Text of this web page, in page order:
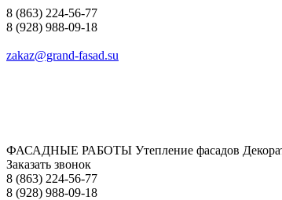
8 (863) 224-56-77
8 (928) 988-09-18
zakaz@grand-fasad.su
ФАСАДНЫЕ РАБОТЫ Утепление фасадов
Заказать звонок
8 (863) 224-56-77
8 (928) 988-09-18